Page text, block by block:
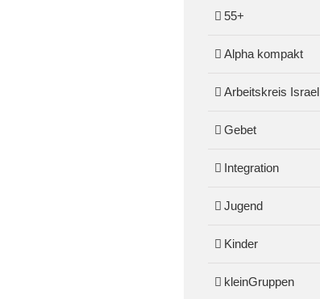
55+
Alpha kompakt
Arbeitskreis Israel
Gebet
Integration
Jugend
Kinder
kleinGruppen